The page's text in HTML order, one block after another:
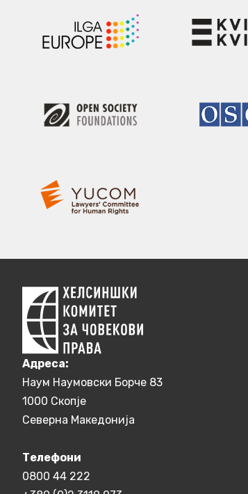
Aдреса:
Наум Наумовски Борче 83
1000 Скопје
Северна Македонија
Телефони
0800 44 222